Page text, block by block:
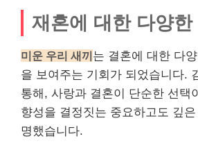
재혼에 대한 다양한
미운 우리 새끼는 결혼에 대한 다
을 보여주는 기회가 되었습니다.
통해, 사랑과 결혼이 단순한 선택
향성을 결정짓는 중요하고도 깊
명했습니다.